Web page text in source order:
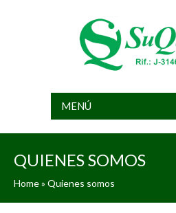
MENÚ
QUIENES SOMOS
Home» Quienes somos